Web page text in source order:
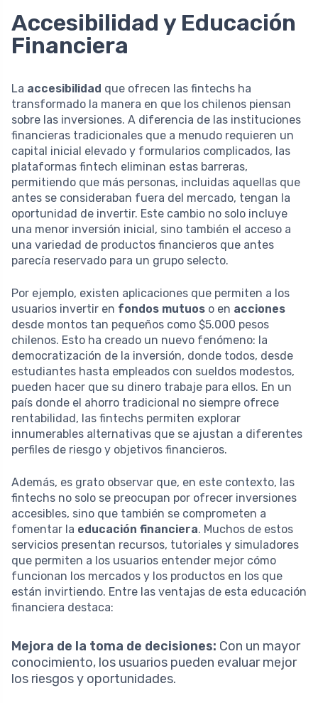
Accesibilidad y Educación
Financiera
La accesibilidad que ofrecen las fintechs ha
transformado la manera en que los chilenos piensan
sobre las inversiones. A diferencia de las instituciones
financieras tradicionales que a menudo requieren un
capital inicial elevado y formularios complicados, las
plataformas fintech eliminan estas barreras,
permitiendo que más personas, incluidas aquellas que
antes se consideraban fuera del mercado, tengan la
oportunidad de invertir. Este cambio no solo incluye
una menor inversión inicial, sino también el acceso a
una variedad de productos financieros que antes
parecía reservado para un grupo selecto.
Por ejemplo, existen aplicaciones que permiten a los
usuarios invertir en fondos mutuos o en acciones
desde montos tan pequeños como $5.000 pesos
chilenos. Esto ha creado un nuevo fenómeno: la
democratización de la inversión, donde todos, desde
estudiantes hasta empleados con sueldos modestos,
pueden hacer que su dinero trabaje para ellos. En un
país donde el ahorro tradicional no siempre ofrece
rentabilidad, las fintechs permiten explorar
innumerables alternativas que se ajustan a diferentes
perfiles de riesgo y objetivos financieros.
Además, es grato observar que, en este contexto, las
fintechs no solo se preocupan por ofrecer inversiones
accesibles, sino que también se comprometen a
fomentar la educación financiera. Muchos de estos
servicios presentan recursos, tutoriales y simuladores
que permiten a los usuarios entender mejor cómo
funcionan los mercados y los productos en los que
están invirtiendo. Entre las ventajas de esta educación
financiera destaca:
Mejora de la toma de decisiones: Con un mayor
conocimiento, los usuarios pueden evaluar mejor
los riesgos y oportunidades.